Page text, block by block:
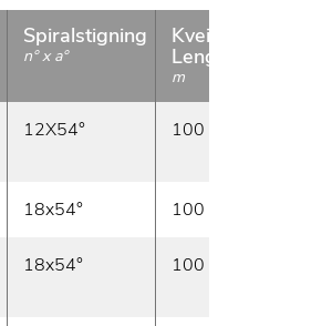
Spiralstigning
n° x a°
Kveil
Lengde
m
12X54° 100
18x54° 100
18x54° 100